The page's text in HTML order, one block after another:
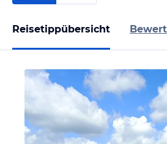
Reisetippübersicht